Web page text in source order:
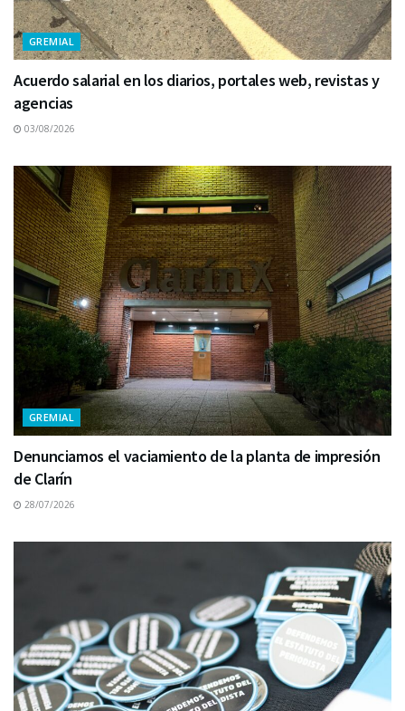
GREMIAL
Acuerdo salarial en los diarios, portales web, revistas y
agencias
03/08/2026
GREMIAL
Denunciamos el vaciamiento de la planta de impresión
de Clarín
28/07/2026